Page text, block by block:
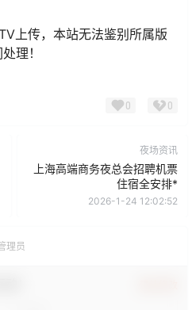
上传，本站无法鉴别所属版
0 0